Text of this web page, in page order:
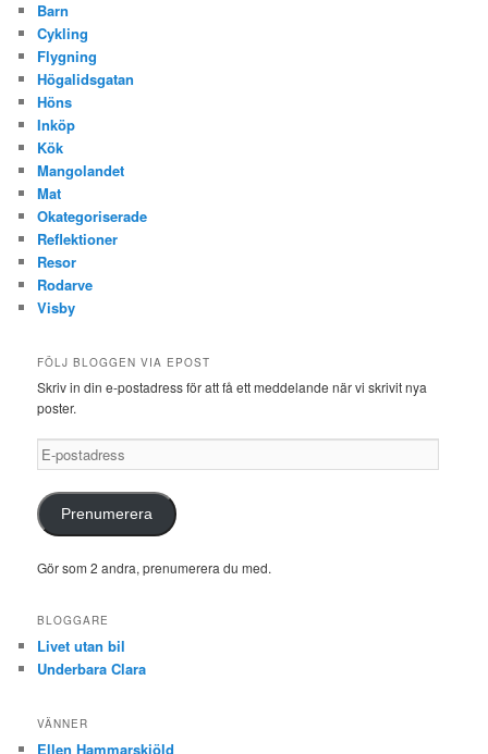
Barn
Cykling
Flygning
Högalidsgatan
Höns
Inköp
Kök
Mangolandet
Mat
Okategoriserade
Reflektioner
Resor
Rodarve
Visby
FÖLJ BLOGGEN VIA EPOST
Skriv in din e-postadress för att få ett meddelande när vi skrivit nya
poster.
E-
postadress
Prenumerera
Gör som 2 andra, prenumerera du med.
BLOGGARE
Livet utan bil
Underbara Clara
VÄNNER
Ellen Hammarskiöld